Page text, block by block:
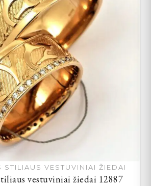
STILIAUS VESTUVINIAI ŽIEDAI
vestuviniai žiedai 12887